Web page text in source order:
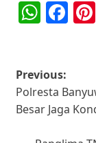
Post
Previous:
Polresta
Besar Jaga